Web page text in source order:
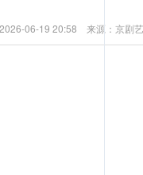
2026-06-19 20:58 来源：京剧